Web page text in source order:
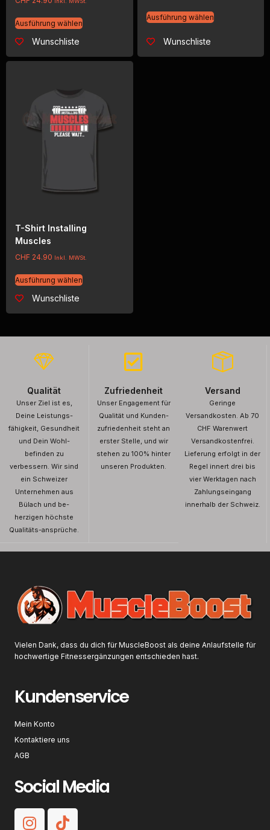
Ausführung wählen
Wunschliste
Ausführung wählen
Wunschliste
T-Shirt Installing
Muscles
CHF 24.90 Inkl. MWSt.
Ausführung wählen
Wunschliste
Qualität
Unser Ziel ist es,
Deine Leistungs-
fähigkeit, Gesundheit
und Dein Wohl-
befinden zu
verbessern. Wir sind
ein Schweizer
Unternehmen aus
Bülach und be-
herzigen höchste
Qualitäts-ansprüche.
Zufriedenheit
Unser Engagement für
Qualität und Kunden-
zufriedenheit steht an
erster Stelle, und wir
stehen zu 100% hinter
unseren Produkten.
Versand
Geringe
Versandkosten. Ab 70
CHF Warenwert
Versandkostenfrei.
Lieferung erfolgt in der
Regel innert drei bis
vier Werktagen nach
Zahlungseingang
innerhalb der Schweiz.
Vielen Dank, dass du dich für MuscleBoost als deine Anlaufstelle für
hochwertige Fitnessergänzungen entschieden hast.
Kundenservice
Mein Konto
Kontaktiere uns
AGB
Social Media